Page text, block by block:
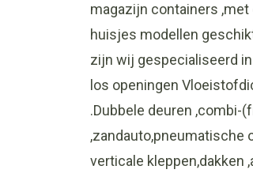
magazijn containers
huisjes modellen
zijn wij gespecialiseerd
los openingen
.Dubbele deuren ,combi-
,zandauto,pneumatische
verticale